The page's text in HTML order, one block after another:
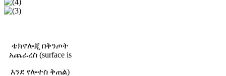
ቴክኖሎጂ በቅንጦት
አጨራረስ (surface is
እንደ የሎተስ ቅጠል)